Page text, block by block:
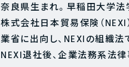
奈良県生まれ。早稲田大学法
株式会社日本貿易保険（
業省に出向し、NEXIの組織
NEXI退社後、企業法務系法